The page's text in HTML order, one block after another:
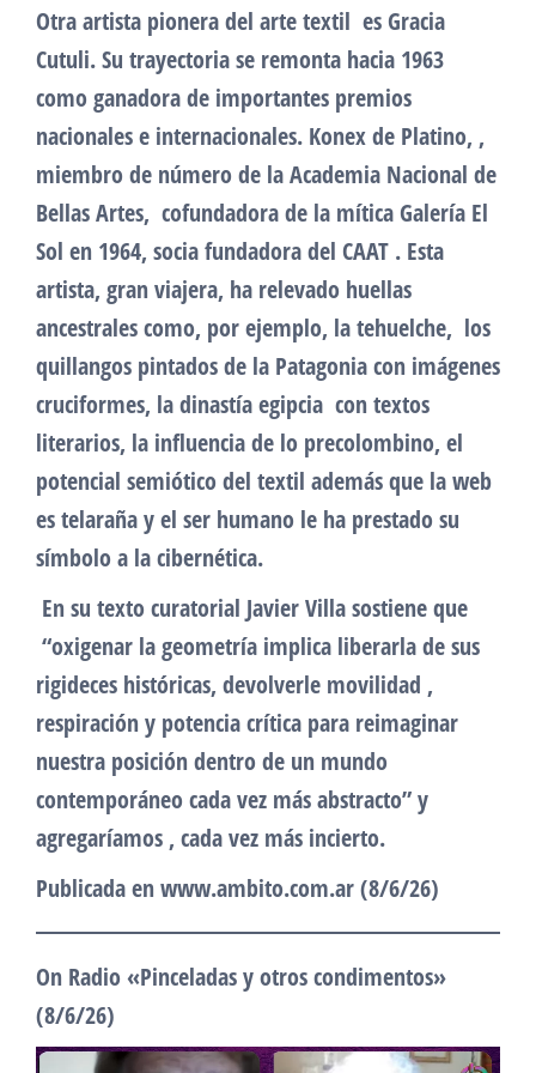
Otra artista pionera del arte textil es Gracia
Cutuli. Su trayectoria se remonta hacia 1963
como ganadora de importantes premios
nacionales e internacionales. Konex de Platino, ,
miembro de número de la Academia Nacional de
Bellas Artes, cofundadora de la mítica Galería El
Sol en 1964, socia fundadora del CAAT . Esta
artista, gran viajera, ha relevado huellas
ancestrales como, por ejemplo, la tehuelche, los
quillangos pintados de la Patagonia con imágenes
cruciformes, la dinastía egipcia con textos
literarios, la influencia de lo precolombino, el
potencial semiótico del textil además que la web
es telaraña y el ser humano le ha prestado su
símbolo a la cibernética.
En su texto curatorial Javier Villa sostiene que
“oxigenar la geometría implica liberarla de sus
rigideces históricas, devolverle movilidad ,
respiración y potencia crítica para reimaginar
nuestra posición dentro de un mundo
contemporáneo cada vez más abstracto” y
agregaríamos , cada vez más incierto.
Publicada en www.ambito.com.ar (8/6/26)
On Radio «Pinceladas y otros condimentos»
(8/6/26)